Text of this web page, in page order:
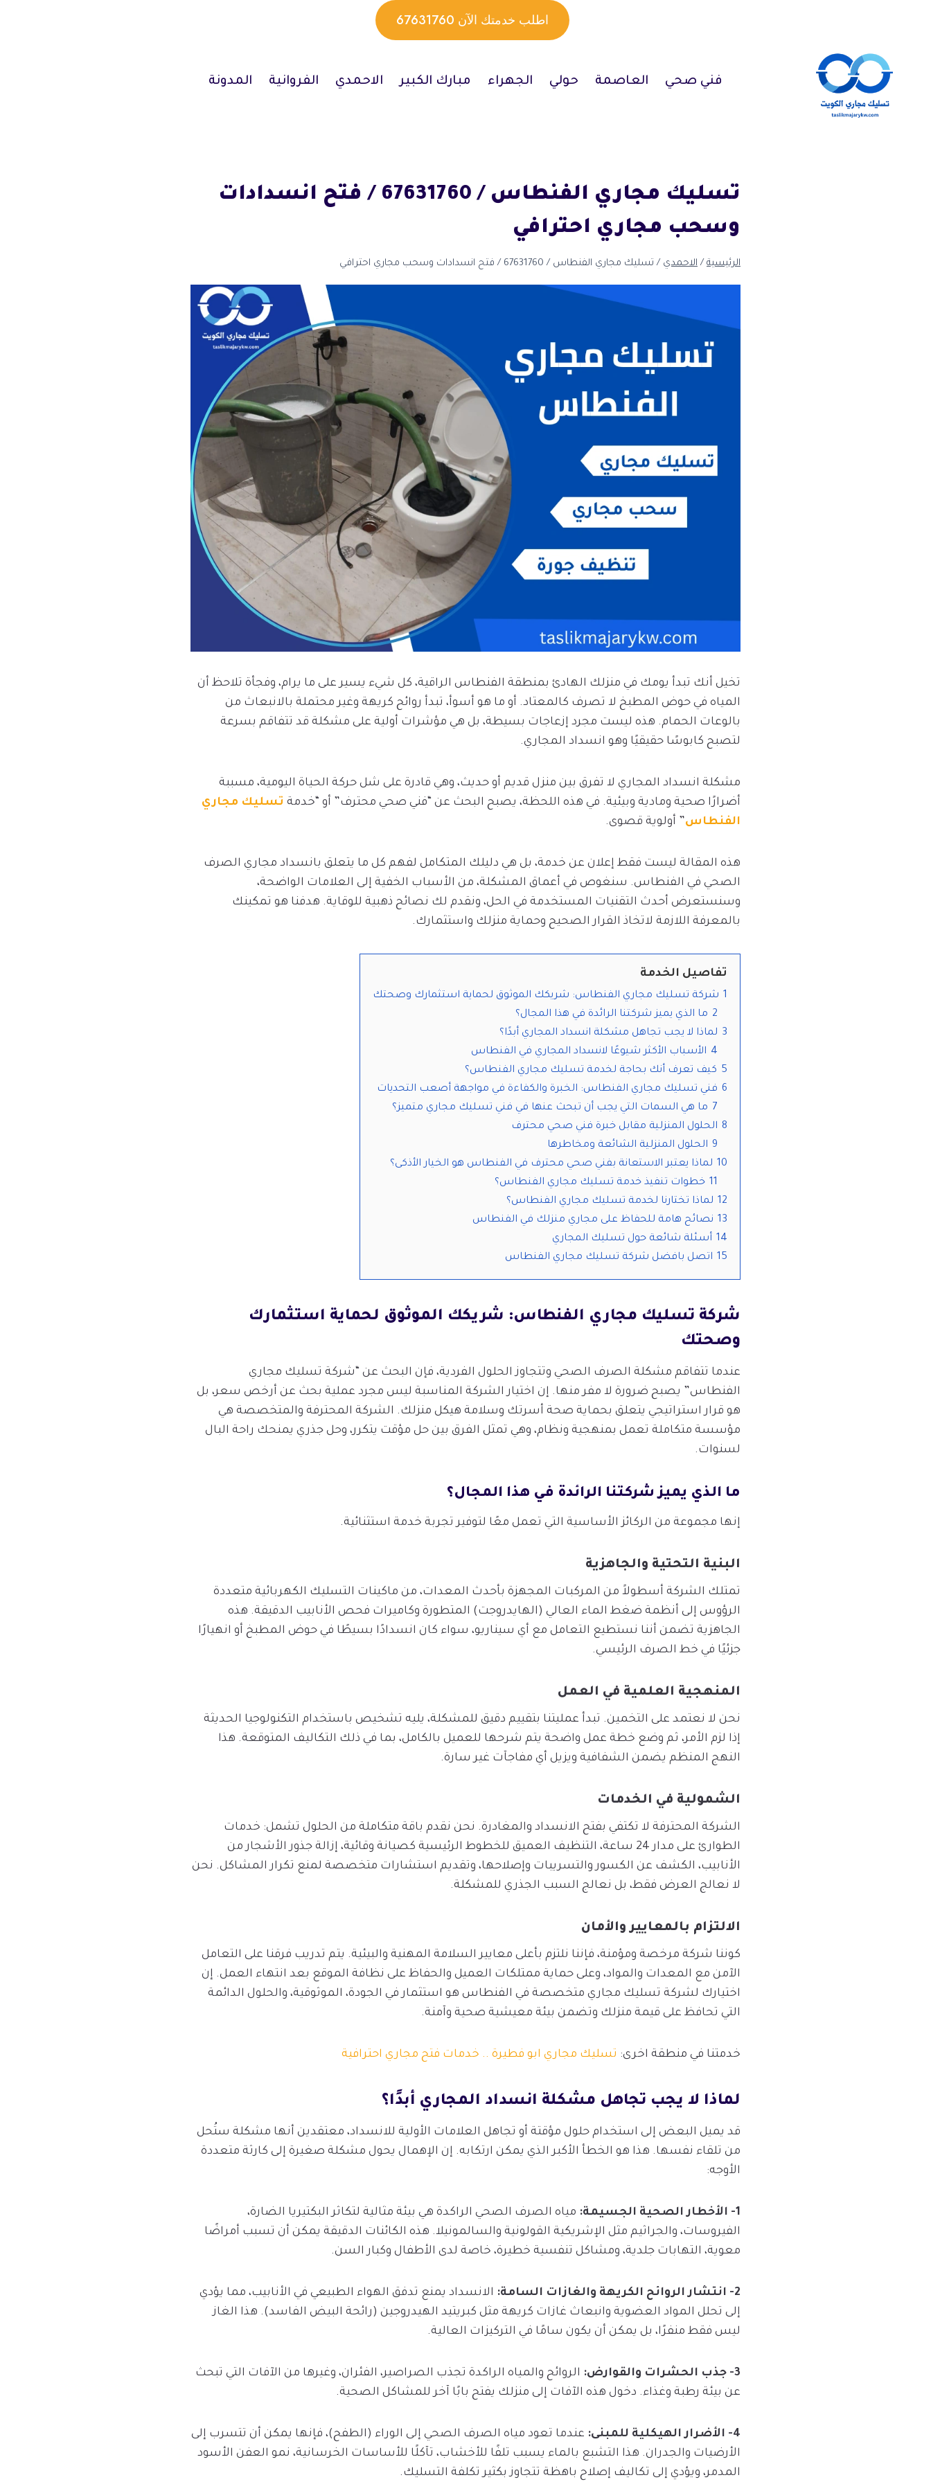
اطلب خدمتك الآن 67631760
فني صحي العاصمة حولي الجهراء مبارك الكبير الاحمدي الفروانية المدونة
تسليك مجاري الفنطاس / 67631760 / فتح انسدادات
وسحب مجاري احترافي
الرئيسية / الاحمدي / تسليك مجاري الفنطاس / 67631760 / فتح انسدادات وسحب مجاري احترافي
تخيل أنك تبدأ يومك في منزلك الهادئ بمنطقة الفنطاس الراقية، كل شيء يسير على ما يرام، وفجأة تلاحظ أن
المياه في حوض المطبخ لا تصرف كالمعتاد. أو ما هو أسوأ، تبدأ روائح كريهة وغير محتملة بالانبعاث من
بالوعات الحمام. هذه ليست مجرد إزعاجات بسيطة، بل هي مؤشرات أولية على مشكلة قد تتفاقم بسرعة
لتصبح كابوسًا حقيقيًا وهو انسداد المجاري.
مشكلة انسداد المجاري لا تفرق بين منزل قديم أو حديث، وهي قادرة على شل حركة الحياة اليومية، مسببة
أضرارًا صحية ومادية وبيئية. في هذه اللحظة، يصبح البحث عن “فني صحي محترف” أو “خدمة تسليك مجاري
الفنطاس” أولوية قصوى.
هذه المقالة ليست فقط إعلان عن خدمة، بل هي دليلك المتكامل لفهم كل ما يتعلق بانسداد مجاري الصرف
الصحي في الفنطاس. سنغوص في أعماق المشكلة، من الأسباب الخفية إلى العلامات الواضحة،
وسنستعرض أحدث التقنيات المستخدمة في الحل، ونقدم لك نصائح ذهبية للوقاية. هدفنا هو تمكينك
بالمعرفة اللازمة لاتخاذ القرار الصحيح وحماية منزلك واستثمارك.
تفاصيل الخدمة
1 شركة تسليك مجاري الفنطاس: شريكك الموثوق لحماية استثمارك وصحتك
2 ما الذي يميز شركتنا الرائدة في هذا المجال؟
3 لماذا لا يجب تجاهل مشكلة انسداد المجاري أبدًا؟
4 الأسباب الأكثر شيوعًا لانسداد المجاري في الفنطاس
5 كيف تعرف أنك بحاجة لخدمة تسليك مجاري الفنطاس؟
6 فني تسليك مجاري الفنطاس: الخبرة والكفاءة في مواجهة أصعب التحديات
7 ما هي السمات التي يجب أن تبحث عنها في فني تسليك مجاري متميز؟
8 الحلول المنزلية مقابل خبرة فني صحي محترف
9 الحلول المنزلية الشائعة ومخاطرها
10 لماذا يعتبر الاستعانة بفني صحي محترف في الفنطاس هو الخيار الأذكى؟
11 خطوات تنفيذ خدمة تسليك مجاري الفنطاس؟
12 لماذا تختارنا لخدمة تسليك مجاري الفنطاس؟
13 نصائح هامة للحفاظ على مجاري منزلك في الفنطاس
14 أسئلة شائعة حول تسليك المجاري
15 اتصل بافضل شركة تسليك مجاري الفنطاس
شركة تسليك مجاري الفنطاس: شريكك الموثوق لحماية استثمارك
وصحتك
عندما تتفاقم مشكلة الصرف الصحي وتتجاوز الحلول الفردية، فإن البحث عن “شركة تسليك مجاري
الفنطاس” يصبح ضرورة لا مفر منها. إن اختيار الشركة المناسبة ليس مجرد عملية بحث عن أرخص سعر، بل
هو قرار استراتيجي يتعلق بحماية صحة أسرتك وسلامة هيكل منزلك. الشركة المحترفة والمتخصصة هي
مؤسسة متكاملة تعمل بمنهجية ونظام، وهي تمثل الفرق بين حل مؤقت يتكرر، وحل جذري يمنحك راحة البال
لسنوات.
ما الذي يميز شركتنا الرائدة في هذا المجال؟
إنها مجموعة من الركائز الأساسية التي تعمل معًا لتوفير تجربة خدمة استثنائية.
البنية التحتية والجاهزية
تمتلك الشركة أسطولاً من المركبات المجهزة بأحدث المعدات، من ماكينات التسليك الكهربائية متعددة
الرؤوس إلى أنظمة ضغط الماء العالي (الهايدروجت) المتطورة وكاميرات فحص الأنابيب الدقيقة. هذه
الجاهزية تضمن أننا نستطيع التعامل مع أي سيناريو، سواء كان انسدادًا بسيطًا في حوض المطبخ أو انهيارًا
جزئيًا في خط الصرف الرئيسي.
المنهجية العلمية في العمل
نحن لا نعتمد على التخمين. تبدأ عمليتنا بتقييم دقيق للمشكلة، يليه تشخيص باستخدام التكنولوجيا الحديثة
إذا لزم الأمر، ثم وضع خطة عمل واضحة يتم شرحها للعميل بالكامل، بما في ذلك التكاليف المتوقعة. هذا
النهج المنظم يضمن الشفافية ويزيل أي مفاجآت غير سارة.
الشمولية في الخدمات
الشركة المحترفة لا تكتفي بفتح الانسداد والمغادرة. نحن نقدم باقة متكاملة من الحلول تشمل: خدمات
الطوارئ على مدار 24 ساعة، التنظيف العميق للخطوط الرئيسية كصيانة وقائية، إزالة جذور الأشجار من
الأنابيب، الكشف عن الكسور والتسريبات وإصلاحها، وتقديم استشارات متخصصة لمنع تكرار المشاكل. نحن
لا نعالج العرض فقط، بل نعالج السبب الجذري للمشكلة.
الالتزام بالمعايير والأمان
كوننا شركة مرخصة ومؤمنة، فإننا نلتزم بأعلى معايير السلامة المهنية والبيئية. يتم تدريب فرقنا على التعامل
الآمن مع المعدات والمواد، وعلى حماية ممتلكات العميل والحفاظ على نظافة الموقع بعد انتهاء العمل. إن
اختيارك لشركة تسليك مجاري متخصصة في الفنطاس هو استثمار في الجودة، الموثوقية، والحلول الدائمة
التي تحافظ على قيمة منزلك وتضمن بيئة معيشية صحية وآمنة.
خدمتنا في منطقة اخرى: تسليك مجاري ابو فطيرة .. خدمات فتح مجاري احترافية
لماذا لا يجب تجاهل مشكلة انسداد المجاري أبدًا؟
قد يميل البعض إلى استخدام حلول مؤقتة أو تجاهل العلامات الأولية للانسداد، معتقدين أنها مشكلة ستُحل
من تلقاء نفسها. هذا هو الخطأ الأكبر الذي يمكن ارتكابه. إن الإهمال يحول مشكلة صغيرة إلى كارثة متعددة
الأوجه:
1- الأخطار الصحية الجسيمة:
مياه الصرف الصحي الراكدة هي بيئة مثالية لتكاثر البكتيريا الضارة،
الفيروسات، والجراثيم مثل الإشريكية القولونية والسالمونيلا. هذه الكائنات الدقيقة يمكن أن تسبب أمراضًا
معوية، التهابات جلدية، ومشاكل تنفسية خطيرة، خاصة لدى الأطفال وكبار السن.
2- انتشار الروائح الكريهة والغازات السامة:
الانسداد يمنع تدفق الهواء الطبيعي في الأنابيب، مما يؤدي
إلى تحلل المواد العضوية وانبعاث غازات كريهة مثل كبريتيد الهيدروجين (رائحة البيض الفاسد). هذا الغاز
ليس فقط منفرًا، بل يمكن أن يكون سامًا في التركيزات العالية.
3- جذب الحشرات والقوارض:
الروائح والمياه الراكدة تجذب الصراصير، الفئران، وغيرها من الآفات التي تبحث
عن بيئة رطبة وغذاء. دخول هذه الآفات إلى منزلك يفتح بابًا آخر للمشاكل الصحية.
4- الأضرار الهيكلية للمبنى:
عندما تعود مياه الصرف الصحي إلى الوراء (الطفح)، فإنها يمكن أن تتسرب إلى
الأرضيات والجدران. هذا التشبع بالماء يسبب تلفًا للأخشاب، تآكلًا للأساسات الخرسانية، نمو العفن الأسود
المدمر، ويؤدي إلى تكاليف إصلاح باهظة تتجاوز بكثير تكلفة التسليك.